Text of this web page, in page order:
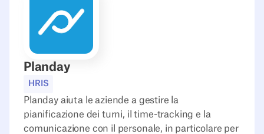
Planday
HRIS
Planday aiuta le aziende a gestire la
pianificazione dei turni, il time-tracking e la
comunicazione con il personale, in particolare per